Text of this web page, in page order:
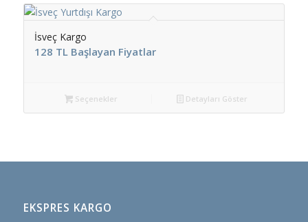
İsveç Kargo
128 TL Başlayan Fiyatlar
Seçenekler Detayları Göster
EKSPRES KARGO